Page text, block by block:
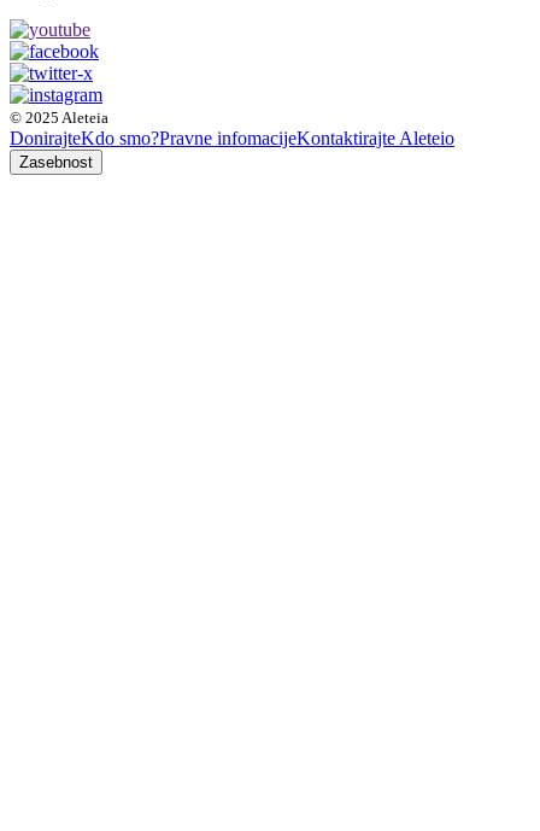
© 2025 Aleteia
DonirajteKdo smo?Pravne infomacijeKontaktirajte Aleteio
Zasebnost